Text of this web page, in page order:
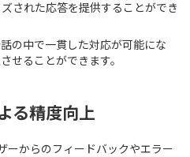
された応答を提供することができ
の中で一貫した対応が可能にな
せることができます。
る精度向上
ーからのフィードバックやエラー